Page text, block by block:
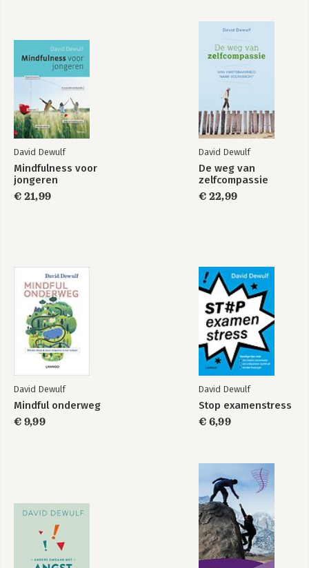
Stop examenstress Mindful onderweg
David Dewulf
Mindfulness voor
jongeren
€ 21,99
David Dewulf
De weg van
zelfcompassie
€ 22,99
David Dewulf
Mindful onderweg
€ 9,99
David Dewulf
Stop examenstress
€ 6,99